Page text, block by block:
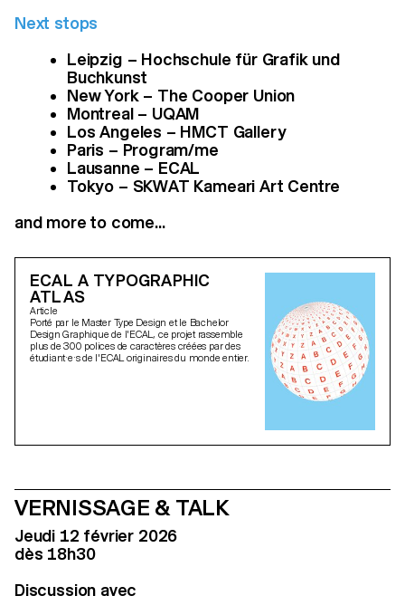
Next stops
Leipzig – Hochschule für Grafik und
Buchkunst
New York – The Cooper Union
Montreal – UQAM
Los Angeles – HMCT Gallery
Paris – Program/me
Lausanne – ECAL
Tokyo – SKWAT Kameari Art Centre
and more to come...
ECAL A TYPOGRAPHIC
ATLAS
Article
Porté par le Master Type Design et le Bachelor
Design Graphique de l'ECAL, ce projet rassemble
plus de 300 polices de caractères créées par des
étudiant·e·s de l'ECAL originaires du monde entier.
VERNISSAGE & TALK
Jeudi 12 février 2026
dès 18h30
Discussion avec